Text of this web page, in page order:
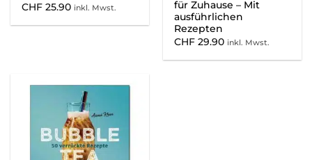
CHF 25.90 inkl. Mwst.
für Zuhause – Mit
ausführlichen
Rezepten
CHF 29.90 inkl. Mwst.